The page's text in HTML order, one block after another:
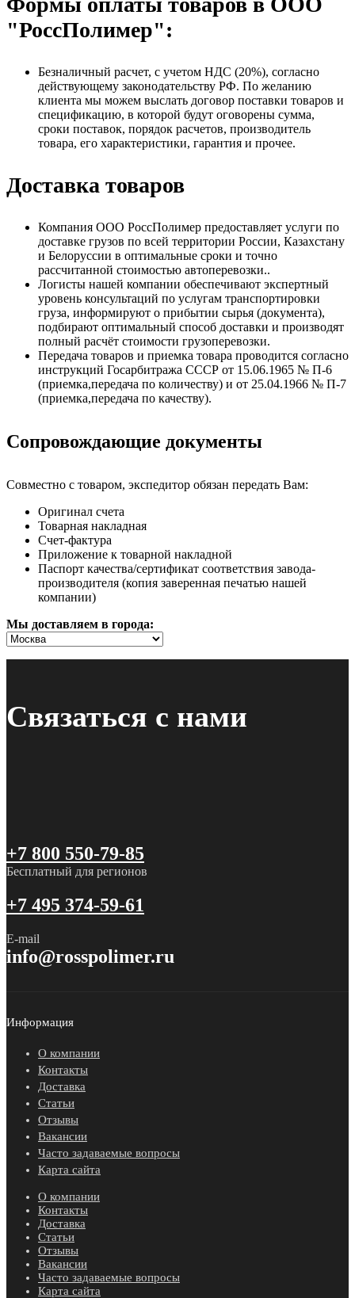
"РоссПолимер":
Безналичный расчет, с учетом НДС (20%), согласно
действующему законодательству РФ. По желанию
клиента мы можем выслать договор поставки товаров и
спецификацию, в которой будут оговорены сумма,
сроки поставок, порядок расчетов, производитель
товара, его характеристики, гарантия и прочее.
Доставка товаров
Компания ООО РоссПолимер предоставляет услуги по
доставке грузов по всей территории России, Казахстану
и Белоруссии в оптимальные сроки и точно
рассчитанной стоимостью автоперевозки..
Логисты нашей компании обеспечивают экспертный
уровень консультаций по услугам транспортировки
груза, информируют о прибытии сырья (документа),
подбирают оптимальный способ доставки и производят
полный расчёт стоимости грузоперевозки.
Передача товаров и приемка товара проводится согласно
инструкций Госарбитража СССР от 15.06.1965 № П-6
(приемка,передача по количеству) и от 25.04.1966 № П-7
(приемка,передача по качеству).
Сопровождающие документы
Совместно с товаром, экспедитор обязан передать Вам:
Оригинал счета
Товарная накладная
Счет-фактура
Приложение к товарной накладной
Паспорт качества/сертификат соответствия завода-
производителя (копия заверенная печатью нашей
компании)
Мы доставляем в города:
Связаться с нами
+7 800 550-79-85
Бесплатный для регионов
+7 495 374-59-61
E-mail
info@rosspolimer.ru
Информация
О компании
Контакты
Доставка
Статьи
Отзывы
Вакансии
Часто задаваемые вопросы
Карта сайта
О компании
Контакты
Доставка
Статьи
Отзывы
Вакансии
Часто задаваемые вопросы
Карта сайта